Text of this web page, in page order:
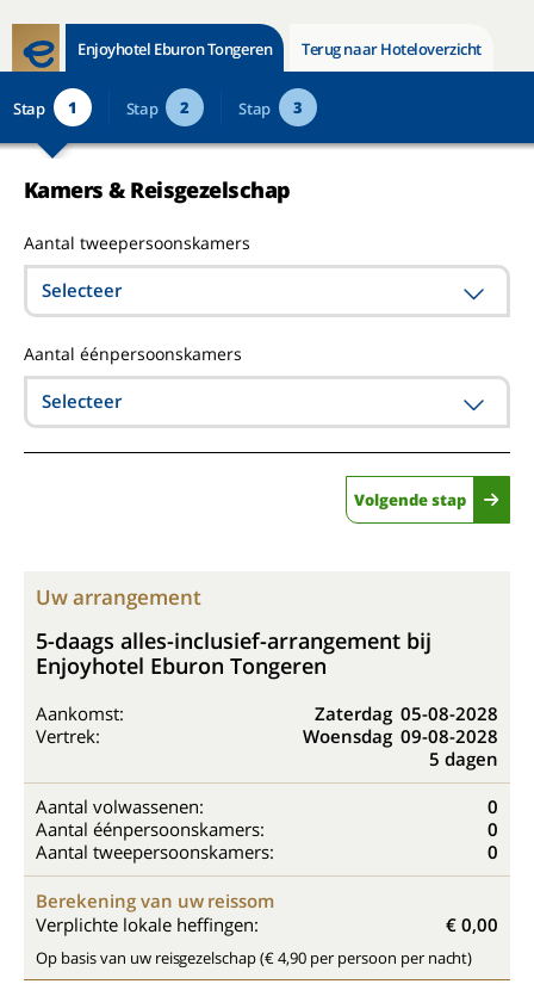
Enjoyhotel Eburon Tongeren Terug naar Hoteloverzicht
Stap 1 Stap 2 Stap 3
Kamers & Reisgezelschap
Aantal tweepersoonskamers
Selecteer
Aantal éénpersoonskamers
Selecteer
Volgende stap
Uw arrangement
5-daags alles-inclusief-arrangement bij
Enjoyhotel Eburon Tongeren
Aankomst: Zaterdag 05-08-2028
Vertrek:
Woensdag 09-08-2028
5 dagen
Aantal volwassenen:
0
Aantal éénpersoonskamers:
0
Aantal tweepersoonskamers:
0
Berekening van uw reissom
Verplichte lokale heffingen:
€ 0,00
Op basis van uw reisgezelschap (€ 4,90 per persoon per nacht)